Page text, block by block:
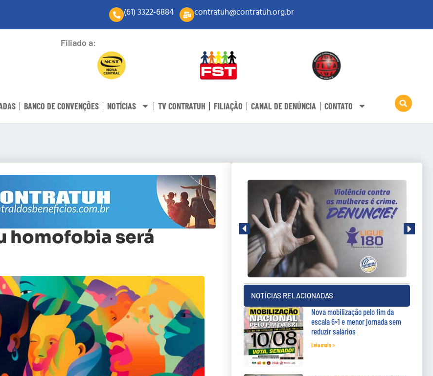
(61) 3322-6884 contratuh@contratuh.org.br
Filiado a:
BANCO DE CONVENÇÕES NOTÍCIAS TV CONTRATUH FILIAÇÃO CANAL DE DENÚNCIA CONTATO
homofobia será
NOTÍCIAS RELACIONADAS
Nova mobilização pelo fim da
escala 6×1 e menor jornada sem
reduzir salários
Leia mais »